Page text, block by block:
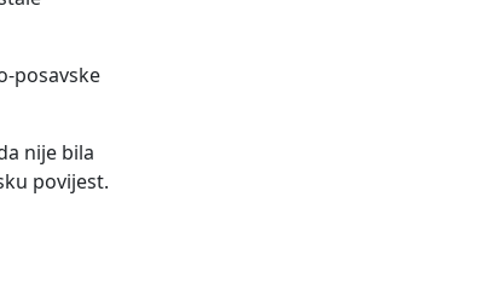
posavske
nije bila
povijest.